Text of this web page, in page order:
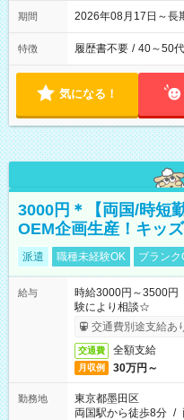
期間 2026年08月17日～
特徴 履歴書不要 / 40～50
気になる！
3000円＊【両国/時短
OEM企画生産！キッ
派遣 職種未経験OK ブランク
給与
時給3000円～3500
験により相談☆
交通費別途支給あ
交通費 全額支給
月収例 30万円～
勤務地
東京都墨田区
両国駅から徒歩8分 /